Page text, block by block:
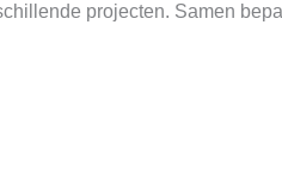
projecten. Samen